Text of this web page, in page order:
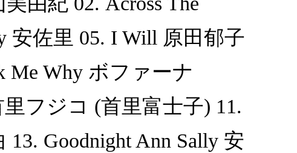
安佐里 05. I Will 原田郁子
Me Why ボファーナ
里フジコ (首里富士子) 11.
13. Goodnight Ann Sally 安